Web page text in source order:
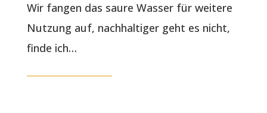
Wir fangen das saure Wasser für weitere
Nutzung auf, nachhaltiger geht es nicht,
finde ich…